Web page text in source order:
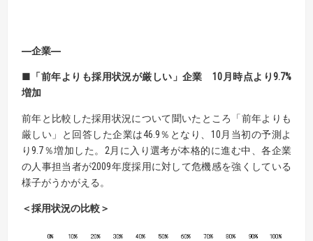
―企業―
■「前年よりも採用状況が厳しい」企業 10月時点より9.7%
増加
前年と比較した採用状況について聞いたところ「前年よりも
厳しい」と回答した企業は46.9％となり、10月当初の予測よ
り9.7％増加した。2月に入り選考が本格的に進む中、各企業
の人事担当者が2009年度採用に対して危機感を強くしている
様子がうかがえる。
＜採用状況の比較＞